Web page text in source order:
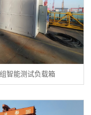
智能测试负载箱